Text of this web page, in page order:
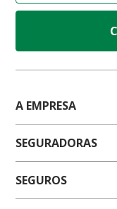
A EMPRESA
SEGURADORAS
SEGUROS